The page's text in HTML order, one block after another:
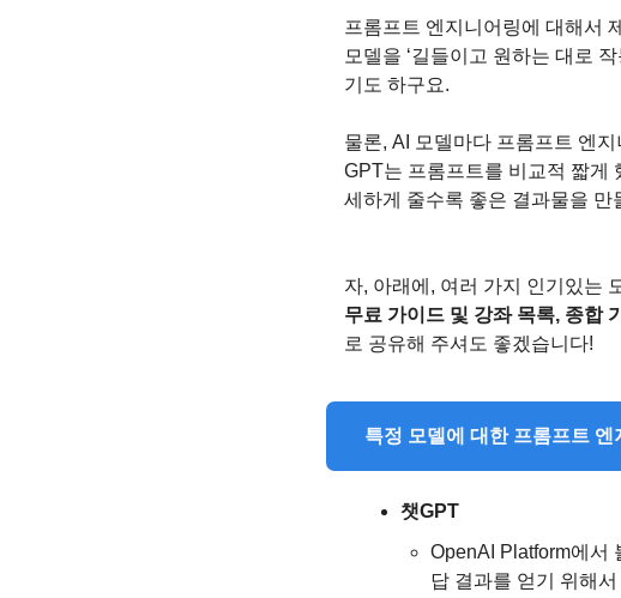
프롬프트 엔지니어링에 대해서
모델을 ‘길들이고 원하는 대로
기도 하구요.
물론, AI 모델마다 프롬프트 엔
GPT는 프롬프트를 비교적 짧게
세하게 줄수록 좋은 결과물을
자, 아래에, 여러 가지 인기있는
무료 가이드 및 강좌 목록, 종합
로 공유해 주셔도 좋겠습니다!
특정 모델에 대한 프롬프트
챗GPT
OpenAI Platform에서
답 결과를 얻기 위해